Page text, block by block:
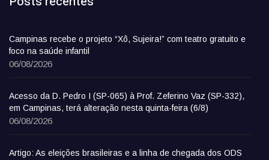
Campinas recebe o projeto “Xô, Sujeira!” com teatro gratuito e
foco na saúde infantil
06/08/2026
Acesso da D. Pedro I (SP-065) à Prof. Zeferino Vaz (SP-332),
em Campinas, terá alteração nesta quinta-feira (6/8)
06/08/2026
Artigo: As eleições brasileiras e a linha de chegada dos ODS